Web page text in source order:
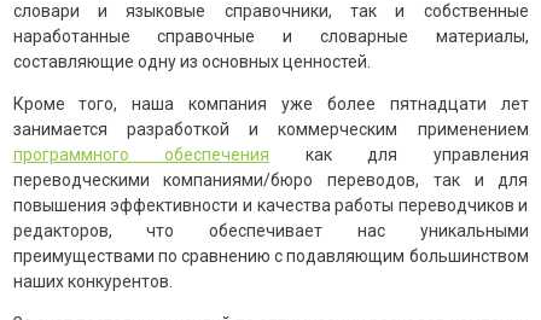
словари и языковые справочники, так и собственные
наработанные справочные и словарные материалы,
составляющие одну из основных ценностей.
Кроме того, наша компания уже более пятнадцати лет
занимается разработкой и коммерческим применением
программного обеспечения как для управления
переводческими компаниями/бюро переводов, так и для
повышения эффективности и качества работы переводчиков и
редакторов, что обеспечивает нас уникальными
преимуществами по сравнению с подавляющим большинством
наших конкурентов.